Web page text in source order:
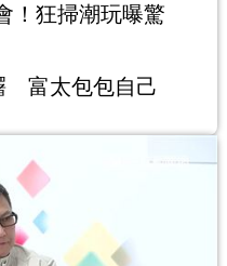
！狂掃潮玩曝驚
富太包包自己